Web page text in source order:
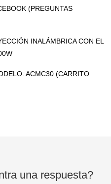
(PREGUNTAS
INALÁMBRICA CON EL
ACMC30 (CARRITO
una respuesta?